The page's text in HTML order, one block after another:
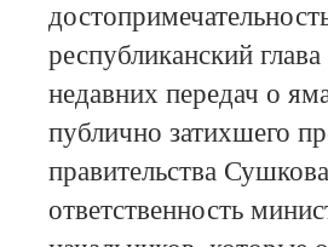
республиканский
недавних передач о
публично затихшего
правительства
ответственность